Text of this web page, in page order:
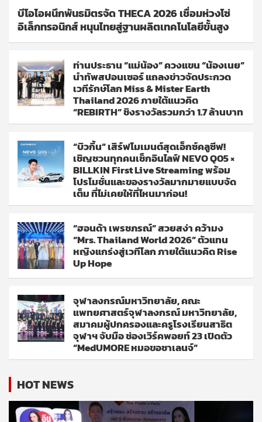
บีโอไอผนึกพันธมิตรจัด THECA 2026 เชื่อมห่วงโซ่
อิเล็กทรอนิกส์ หนุนไทยสู่ฐานผลิตเทคโนโลยีขั้นสูง
ท่านประธาน “แม่น้อง” ควงแขน “น้องเนย”
นำทัพสปอนเซอร์ แถลงข่าวจัดประกวด
เวทีรักษ์โลก Miss & Mister Earth
Thailand 2026 ภายใต้แนวคิด
“REBIRTH” ชิงรางวัลรวมกว่า 1.7 ล้านบาท
“บิวกิ้น” เสิร์ฟโมเมนต์สุดเอ็กซ์คลูซีฟ!
เชิญชวนทุกคนเช็กอินไลฟ์ NEVO Q05 ×
BILLKIN First Live Streaming พร้อม
โปรโมชั่นและของรางวัลมากมายแบบจัด
เต็ม ที่ไม่เคยให้ที่ไหนมาก่อน!
“ฮอนด้า เพรชภรณ์” สวยสง่า คว้ามง
“Mrs. Thailand World 2026” ตัวแทน
หญิงแกร่งสู่เวทีโลก ภายใต้แนวคิด Rise
Up Hope
จุฬาลงกรณ์มหาวิทยาลัย, คณะ
แพทยศาสตร์จุฬาลงกรณ์ มหาวิทยาลัย,
สมาคมผู้ปกครองและครูโรงเรียนสาธิต
จุฬาฯ จับมือ ช่องเวิร์คพอยท์ 23 เปิดตัว
“MedUMORE หมอขอชาเลนจ์”
HOT NEWS